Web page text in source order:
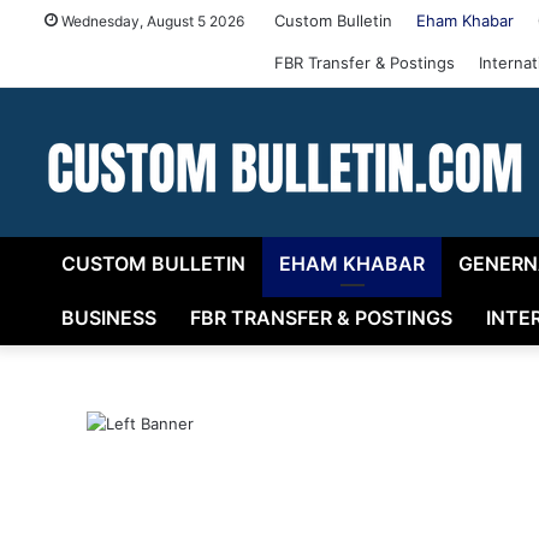
Wednesday, August 5 2026 Custom Bulletin Eham Khabar
FBR Transfer & Postings
CUSTOM BULLETIN EHAM KHABAR
BUSINESS FBR TRANSFER & POSTINGS